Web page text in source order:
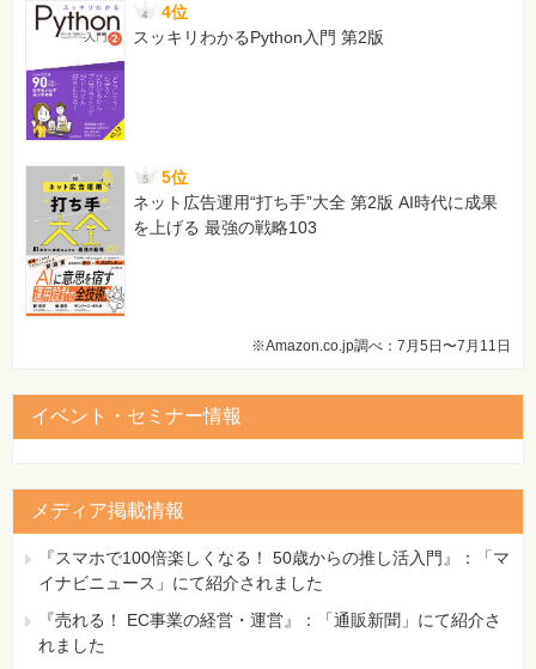
4位
スッキリわかるPython入門 第2版
5位
ネット広告運用“打ち手”大全 第2版 AI時代に成果
を上げる 最強の戦略103
※Amazon.co.jp調べ：7月5日〜7月11日
イベント・セミナー情報
メディア掲載情報
『スマホで100倍楽しくなる！ 50歳からの推し活入門』：「マ
イナビニュース」にて紹介されました
『売れる！ EC事業の経営・運営』：「通販新聞」にて紹介さ
れました